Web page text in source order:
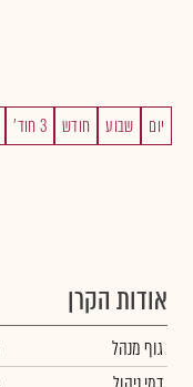
יום שבוע חודש 3 חוד'
אודות הקרן
גוף מנהל